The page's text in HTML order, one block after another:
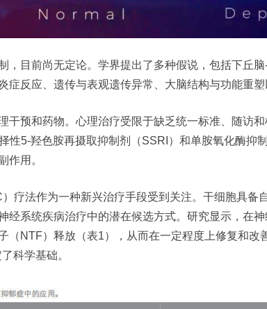
，目前尚无定论。学界提出了多种假说，包括下丘
症反应、遗传与表观遗传异常、大脑结构与功能重塑
干预和药物。心理治疗受限于缺乏统一标准、随访
性5-羟色胺再摄取抑制剂（SSRI）和单胺氧化酶抑
作用。
疗法作为一种新兴治疗手段受到关注。干细胞具备
经系统疾病治疗中的潜在候选方式。研究显示，在
（NTF）释放（表1），从而在一定程度上修复和改
科学基础。